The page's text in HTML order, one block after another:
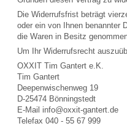
Die Widerrufsfrist beträgt
oder ein von Ihnen benannter
die Waren in Besitz
Um Ihr Widerrufsrecht
OXXIT Tim Gantert e.K.
Tim Gantert
Deepenwischenweg 19
D-25474 Bönningstedt
E-Mail info@oxxit-gantert.de
Telefax 040 - 55 67 999